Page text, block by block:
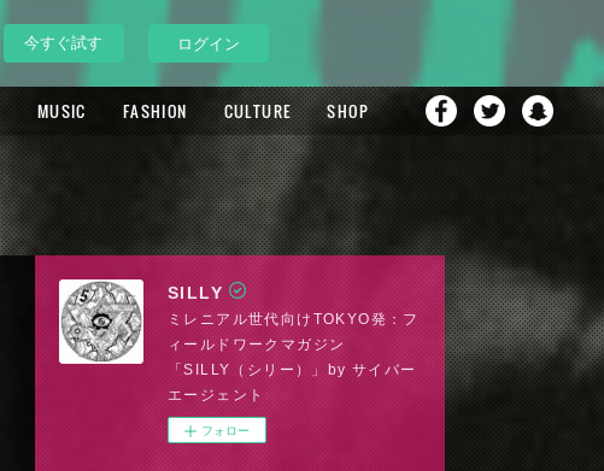
今すぐ試す ログイン
MUSIC FASHION CULTURE SHOP
SILLY
ミレニアル世代向けTOKYO発：フ
ィールドワークマガジン
「SILLY（シリー）」by サイバー
エージェント
フォロー